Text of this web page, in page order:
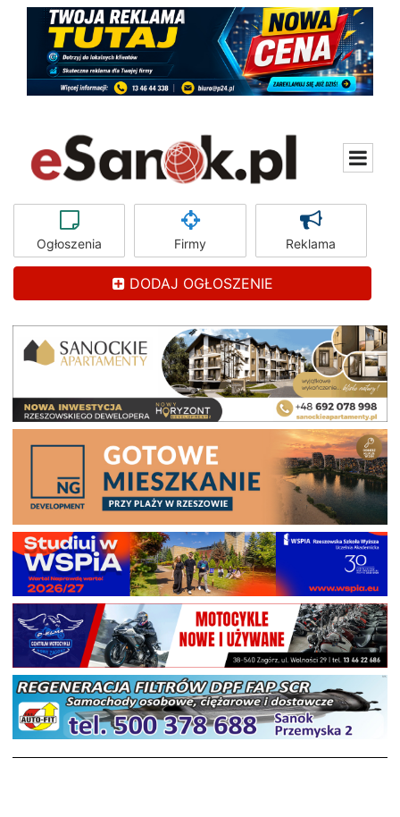
Ogłoszenia Firmy Reklama
DODAJ OGŁOSZENIE